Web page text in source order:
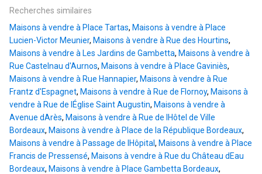
Recherches similaires
Maisons à vendre à Place Tartas, Maisons à vendre à Place
Lucien-Victor Meunier, Maisons à vendre à Rue des Hourtins,
Maisons à vendre à Les Jardins de Gambetta, Maisons à vendre à
Rue Castelnau d'Aurnos, Maisons à vendre à Place Gaviniès,
Maisons à vendre à Rue Hannapier, Maisons à vendre à Rue
Frantz d'Espagnet, Maisons à vendre à Rue de Flornoy, Maisons à
vendre à Rue de lÉglise Saint Augustin, Maisons à vendre à
Avenue dArès, Maisons à vendre à Rue de lHôtel de Ville
Bordeaux, Maisons à vendre à Place de la République Bordeaux,
Maisons à vendre à Passage de lHôpital, Maisons à vendre à Place
Francis de Pressensé, Maisons à vendre à Rue du Château dEau
Bordeaux, Maisons à vendre à Place Gambetta Bordeaux,